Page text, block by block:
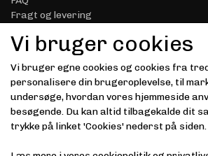
Fragt og levering
Handelsbetingelser
Datasikkerhed & Privatliv
Gavekort
Om Driver.dk
Kunde login
Modtag vores nyhedsbrev via e-mail
Vi bruger cookies
Vi bruger egne cookies og cookies fra
personalisere din brugeroplevelse, til
undersøge, hvordan vores hjemmeside
besøgende. Du kan altid tilbagekalde dit
trykke på linket 'Cookies' nederst på siden.